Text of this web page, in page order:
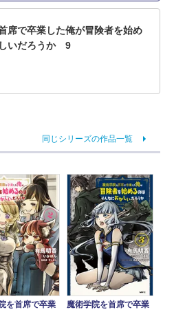
席で卒業した俺が冒険者を始め
いだろうか 9
同じシリーズの作品一覧
を首席で卒業
魔術学院を首席で卒業